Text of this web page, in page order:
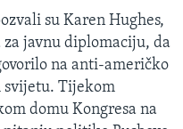
su Karen Hughes,
javnu diplomaciju, da
na anti-američko
svijetu. Tijekom
domu Kongresa na